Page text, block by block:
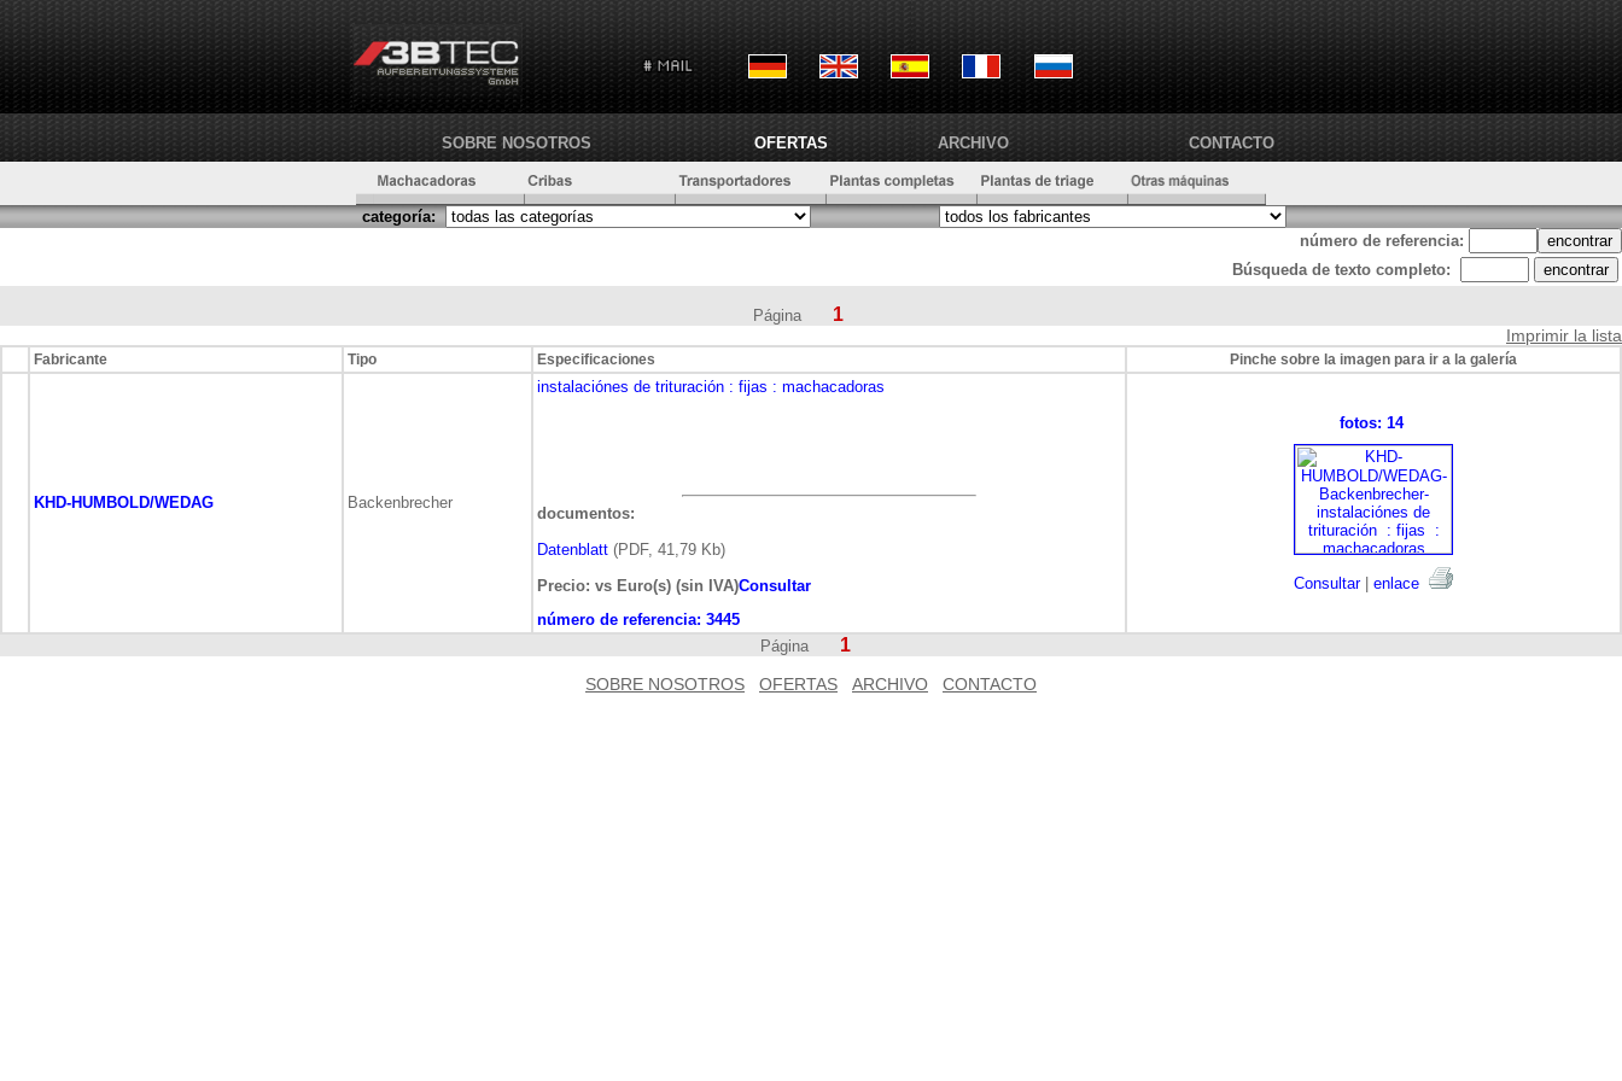
SOBRE NOSOTROS OFERTAS ARCHIVO CONTACTO
categoría:
número de referencia:
Búsqueda de texto completo:
Página 1
Imprimir la lista
Fabricante Tipo Especificaciones Pinche sobre la imagen para ir a la galería
KHD-HUMBOLD/WEDAG Backenbrecher
instalaciónes de trituración : fijas : machacadoras
documentos:
Datenblatt (PDF, 41,79 Kb)
Precio: vs Euro(s) (sin IVA)Consultar
número de referencia: 3445
fotos: 14
Consultar| enlace
Página 1
SOBRE NOSOTROS OFERTAS ARCHIVO CONTACTO